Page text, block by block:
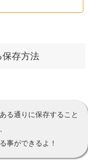
保存方法
る通りに保存すること
事ができるよ！